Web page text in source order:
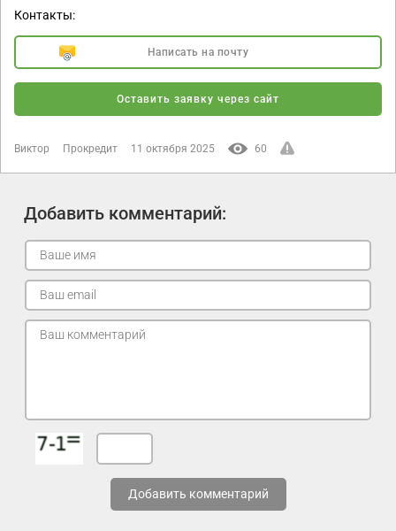
Контакты:
Написать на почту
Оставить заявку через сайт
Виктор Прокредит 11 октября 2025 60
Добавить комментарий:
Добавить комментарий